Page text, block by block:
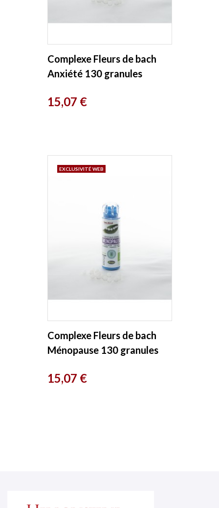
Complexe Fleurs de bach
Anxiété 130 granules
Prix
15,07 €
Complexe Fleurs de bach
Ménopause 130 granules
Prix
15,07 €
EXCLUSIVITÉ WEB